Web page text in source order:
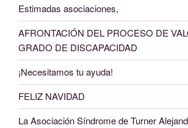
Estimadas asociaciones,
AFRONTACIÓN DEL PROCESO DE
GRADO DE DISCAPACIDAD
¡Necesitamos tu ayuda!
FELIZ NAVIDAD
La Asociación Síndrome de Turner